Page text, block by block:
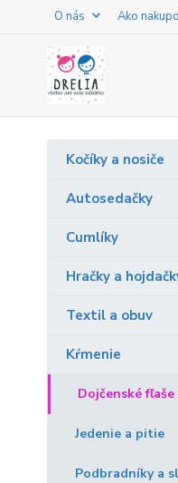
O nás Ako
Kočíky a nosiče
Autosedačky
Cumlíky
Hračky a
Textil a obuv
Kŕmenie
Dojčenské
Jedenie a pitie
Podbradníky a